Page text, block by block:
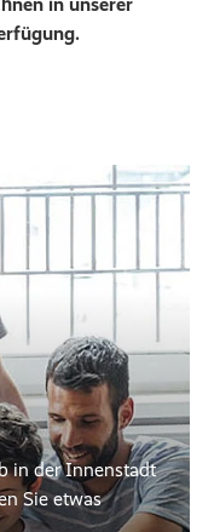
in der Innenstadt
Sie etwas